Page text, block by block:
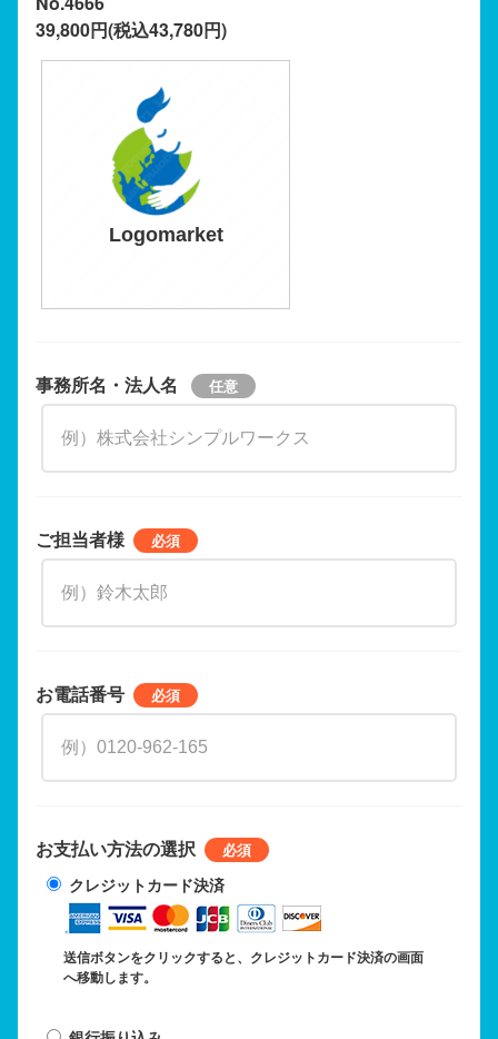
39,800円(税込43,780円)
Logomarket
事務所名・法人名
ご担当者様
お電話番号
お支払い方法の選択
クレジットカード決済
送信ボタンをクリックすると、クレジットカード決済の画面
へ移動します。